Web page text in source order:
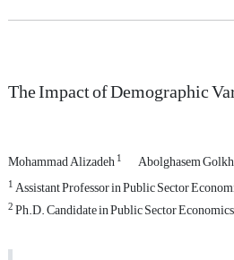
The Impact of Demographic
Mohammad Alizadeh1 Abolghasem
1Assistant Professor in Public Sector
2Ph.D. Candidate in Public Sector